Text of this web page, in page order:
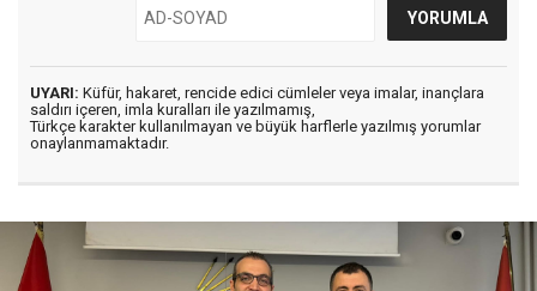
UYARI: Küfür, hakaret, rencide edici cümleler veya imalar, inançlara
saldırı içeren, imla kuralları ile yazılmamış,
Türkçe karakter kullanılmayan ve büyük harflerle yazılmış yorumlar
onaylanmamaktadır.